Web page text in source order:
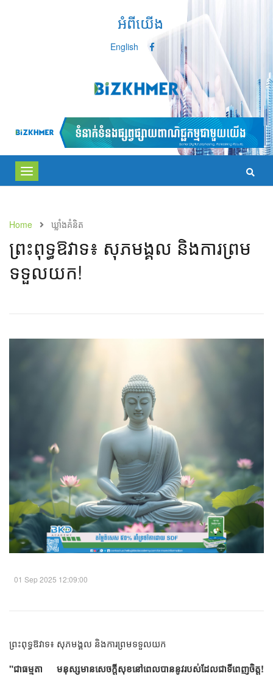
អំពីយើង
English
Toggle
navigation
Home ឃ្លាំង​គំនិត
ព្រះពុទ្ធឱវាទ៖ សុភមង្គល និងការព្រម
ទទួលយក!​
01 Sep 2025 12:09:00
ព្រះពុទ្ធឱវាទ៖ សុភមង្គល និងការព្រមទទួលយក
"ជាធម្មតា មនុស្សមានសេចក្តីសុខនៅពេលបាននូវរបស់ដែលជាទីពេញចិត្ត!